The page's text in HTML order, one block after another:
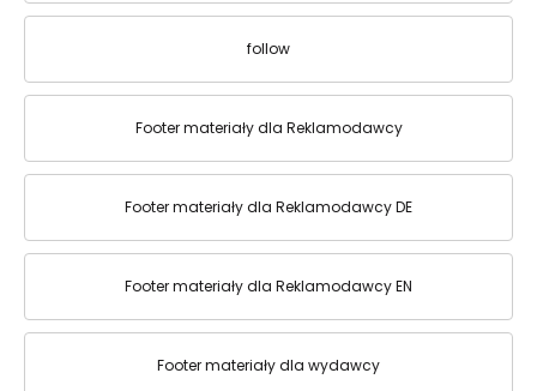
follow
Footer materiały dla Reklamodawcy
Footer materiały dla Reklamodawcy DE
Footer materiały dla Reklamodawcy EN
Footer materiały dla wydawcy